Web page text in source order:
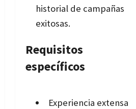
historial de campañas
exitosas.
Requisitos
específicos
Experiencia extensa